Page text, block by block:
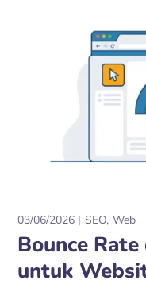
03/06/2026 SEO Web
Bounce
untuk